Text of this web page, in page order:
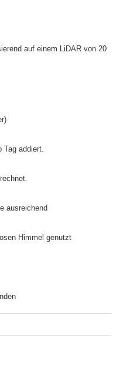
Tag addiert.
ausreichend
Himmel genutzt